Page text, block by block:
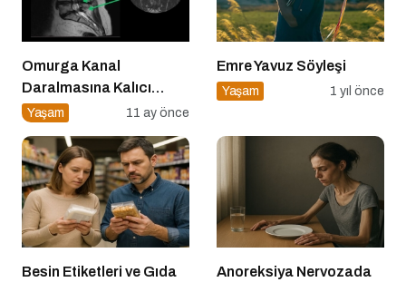
Omurga Kanal
Daralmasına Kalıcı
Çözüm: Minimal İnvaziv
Yaşam 11 ay önce
Emre Yavuz Söyleşi
Yaşam 1 yıl önce
Besin Etiketleri ve Gıda
Anoreksiya Nervozada